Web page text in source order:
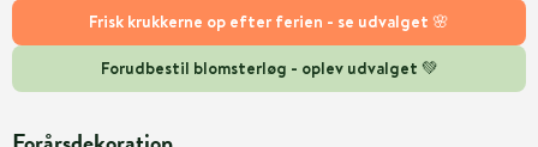
Frisk krukkerne op efter ferien - se udvalget 🌸
Forudbestil blomsterløg - oplev udvalget 💚